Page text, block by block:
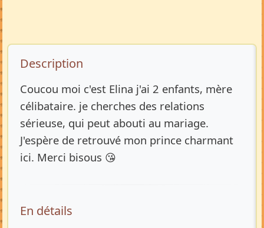
Description de l’annonce
Description
Coucou moi c'est Elina j'ai 2 enfants, mère
célibataire. je cherches des relations
sérieuse, qui peut abouti au mariage.
J'espère de retrouvé mon prince charmant
ici. Merci bisous 😘
En détails